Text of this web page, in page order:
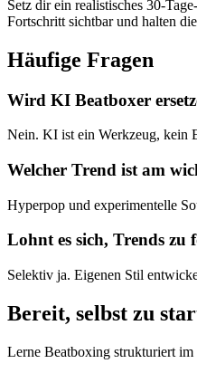
Setz dir ein realistisches 30-
Fortschritt sichtbar und halten
Häufige Fragen
Wird KI Beatboxer
Nein. KI ist ein Werkzeug, kein
Welcher Trend ist am
Hyperpop und experimentelle
Lohnt es sich, Trends zu
Selektiv ja. Eigenen Stil
Bereit, selbst zu
Lerne Beatboxing strukturiert im